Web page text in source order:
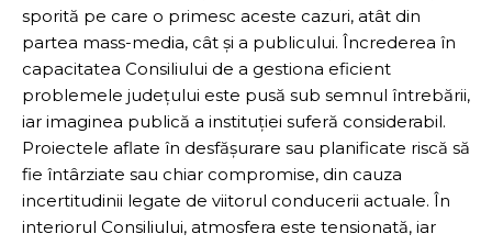
sporită pe care o primesc aceste cazuri, atât din
partea mass-media, cât și a publicului. Încrederea în
capacitatea Consiliului de a gestiona eficient
problemele județului este pusă sub semnul întrebării,
iar imaginea publică a instituției suferă considerabil.
Proiectele aflate în desfășurare sau planificate riscă să
fie întârziate sau chiar compromise, din cauza
incertitudinii legate de viitorul conducerii actuale. În
interiorul Consiliului, atmosfera este tensionată, iar